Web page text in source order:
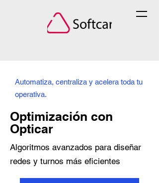
Automatiza, centraliza y acelera toda tu
operativa.
Optimización con
Opticar
Algoritmos avanzados para diseñar
redes y turnos más eficientes